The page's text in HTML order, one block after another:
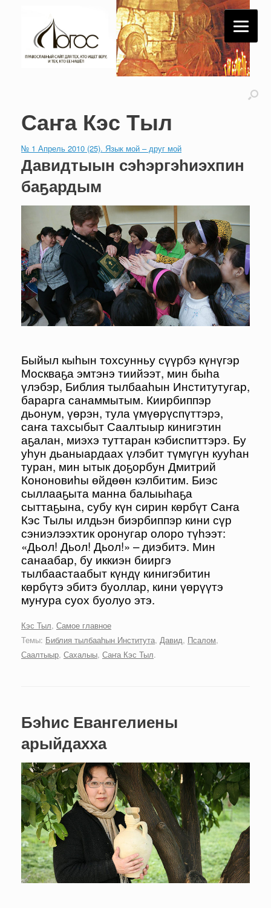
Саҥа Кэс Тыл
№ 1 Апрель 2010 (25). Язык мой – друг мой
Давидтыын сэһэргэһиэхпин
баҕардым
Быйыл кыһын тохсунньу сүүрбэ күнүгэр
Москваҕа эмтэнэ тиийээт, мин быһа
үлэбэр, Библия тылбааһын Институтугар,
барарга санаммытым. Киирбиппэр
дьонум, үөрэн, тула үмүөрүспүттэрэ,
саҥа тахсыбыт Саалтыыр кинигэтин
аҕалан, миэхэ туттаран кэбиспиттэрэ. Бу
уһун дьаныардаах үлэбит түмүгүн кууһан
туран, мин ытык доҕорбун Дмитрий
Кононовиһы өйдөөн кэлбитим. Биэс
сыллааҕыта манна балыыһаҕа
сыттаҕына, субу күн сирин көрбүт Саҥа
Кэс Тылы илдьэн биэрбиппэр кини сүр
сэниэлээхтик оронугар олоро түһээт:
«Дьол! Дьол! Дьол!» – диэбитэ. Мин
санаабар, бу иккиэн бииргэ
тылбаастаабыт күндү кинигэбитин
көрбүтэ эбитэ буоллар, кини үөрүүтэ
муҥура суох буолуо этэ.
Кэс Тыл, Самое главное
Темы: Библия тылбааһын Института, Давид, Псалом,
Саалтыыр, Сахалыы, Саҥа Кэс Тыл.
Бэһис Евангелиены
арыйдахха